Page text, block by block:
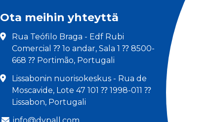
Ota meihin yhteyttä
Rua Teófilo Braga - Edf Rubi
Comercial ⁇ 1o andar, Sala 1 ⁇ 8500-
668 ⁇ Portimão, Portugali
Lissabonin nuorisokeskus - Rua de
Moscavide, Lote 47 101 ⁇ 1998-011 ⁇
Lissabon, Portugali